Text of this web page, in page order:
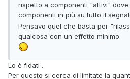
rispetto a componenti "attivi"
componenti in più su tutto il
Pensavo quel che basta per
qualcosa con un effetto minimo.
Lo è fidati .
Per questo si cerca di limitate la